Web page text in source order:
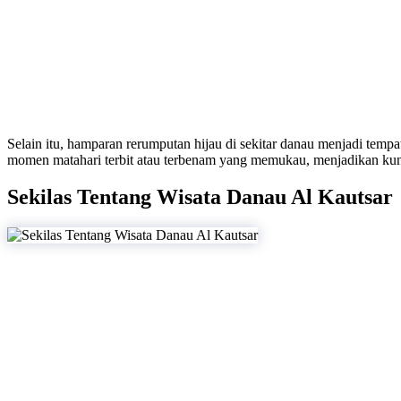
Selain itu, hamparan rerumputan hijau di sekitar danau menjadi
momen matahari terbit atau terbenam yang memukau, menjadikan
Sekilas Tentang Wisata Danau Al Kautsar